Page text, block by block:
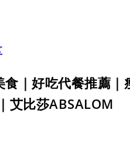
｜好吃代餐推薦｜
艾比莎ABSALOM